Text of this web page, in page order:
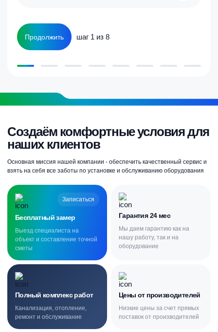
Продолжить шаг 1 из 8
Создаём комфортные условия для
наших клиентов
Основная миссия нашей компании - обеспечить качественный сервис и
взять на себя все заботы по установке и обслуживанию оборудования
Записаться
Бесплатный замер
Выезд специалиста на
объект и составление точной
сметы
Гарантия 24 мес
Мы даем гарантию как на
нашу работу, так и на
оборудование
Полный комплекс работ
Канализация, отопление,
ремонт и обслуживание
Цены от производителей
Низкие цены за счет прямых
поставок от производителей